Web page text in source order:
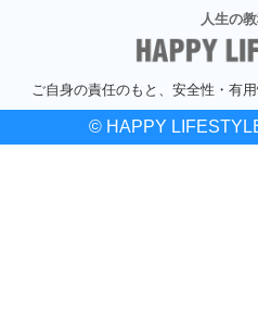
人生の
ご自身の責任のもと、安全性・有
© HAPPY